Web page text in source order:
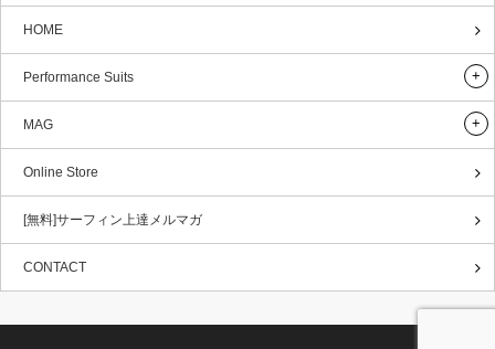
HOME
Performance Suits
MAG
Online Store
[無料]サーフィン上達メルマガ
CONTACT